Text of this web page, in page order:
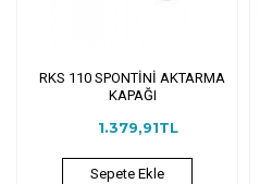
RKS 110 SPONTİNİ AKTARMA
KAPAĞI
1.379,91TL
Sepete Ekle